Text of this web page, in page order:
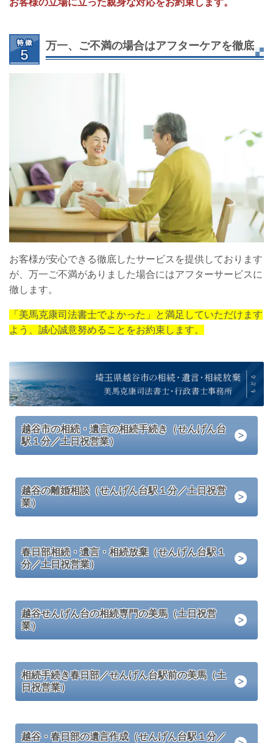
万一、ご不満の場合はアフターケアを徹底
お客様が安心できる徹底したサービスを提供しております
が、万一ご不満がありました場合にはアフターサービスに
徹します。
「美馬克康司法書士でよかった」と満足していただけます
よう、誠心誠意努めることをお約束します。
越谷市の相続・遺言の相続手続き（せんげん台
駅１分／土日祝営業）
越谷の離婚相談（せんげん台駅１分／土日祝営
業）
春日部相続・遺言・相続放棄（せんげん台駅１
分／土日祝営業）
越谷せんげん台の相続専門の美馬（土日祝営
業）
相続手続き春日部／せんげん台駅前の美馬（土
日祝営業）
越谷・春日部の遺言作成（せんげん台駅１分／